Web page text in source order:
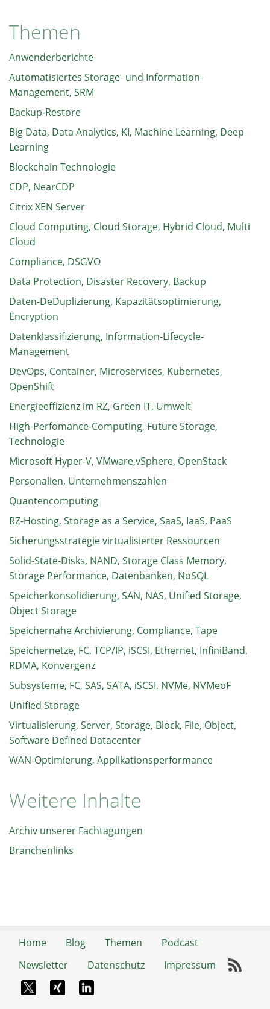
Themen
Anwenderberichte
Automatisiertes Storage- und Information-
Management, SRM
Backup-Restore
Big Data, Data Analytics, KI, Machine Learning, Deep
Learning
Blockchain Technologie
CDP, NearCDP
Citrix XEN Server
Cloud Computing, Cloud Storage, Hybrid Cloud, Multi
Cloud
Compliance, DSGVO
Data Protection, Disaster Recovery, Backup
Daten-DeDuplizierung, Kapazitätsoptimierung,
Encryption
Datenklassifizierung, Information-Lifecycle-
Management
DevOps, Container, Microservices, Kubernetes,
OpenShift
Energieeffizienz im RZ, Green IT, Umwelt
High-Perfomance-Computing, Future Storage,
Technologie
Microsoft Hyper-V, VMware,vSphere, OpenStack
Personalien, Unternehmenszahlen
Quantencomputing
RZ-Hosting, Storage as a Service, SaaS, IaaS, PaaS
Sicherungsstrategie virtualisierter Ressourcen
Solid-State-Disks, NAND, Storage Class Memory,
Storage Performance, Datenbanken, NoSQL
Speicherkonsolidierung, SAN, NAS, Unified Storage,
Object Storage
Speichernahe Archivierung, Compliance, Tape
Speichernetze, FC, TCP/IP, iSCSI, Ethernet, InfiniBand,
RDMA, Konvergenz
Subsysteme, FC, SAS, SATA, iSCSI, NVMe, NVMeoF
Unified Storage
Virtualisierung, Server, Storage, Block, File, Object,
Software Defined Datacenter
WAN-Optimierung, Applikationsperformance
Weitere Inhalte
Archiv unserer Fachtagungen
Branchenlinks
Home Blog Themen
Podcast
Newsletter
Datenschutz Impressum
X-TwitterXing